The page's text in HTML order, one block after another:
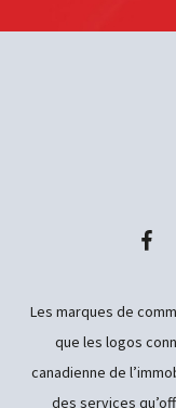
Les marques de
que les logos
canadienne de
des services